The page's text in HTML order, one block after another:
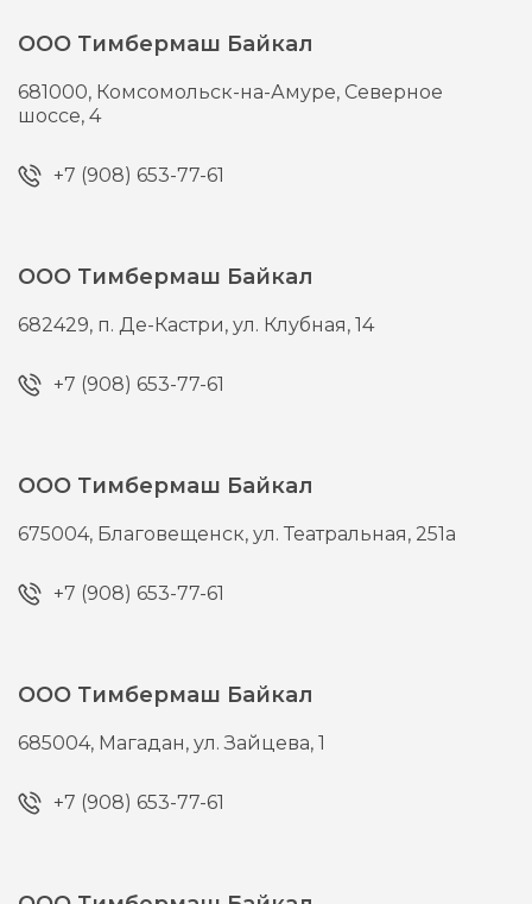
ООО Тимбермаш Байкал
681000, Комсомольск-на-Амуре, Северное
шоссе, 4
+7 (908) 653-77-61
ООО Тимбермаш Байкал
682429, п. Де-Кастри,ул. Клубная, 14
+7 (908) 653-77-61
ООО Тимбермаш Байкал
675004, Благовещенск,ул. Театральная, 251а
+7 (908) 653-77-61
ООО Тимбермаш Байкал
685004, Магадан,ул. Зайцева, 1
+7 (908) 653-77-61